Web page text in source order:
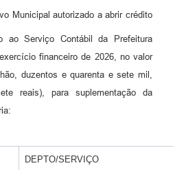
Municipal autorizado a abrir crédito
ao Serviço Contábil da Prefeitura
financeiro de 2026, no valor
duzentos e quarenta e sete mil,
reais), para suplementação da
DEPTO/SERVIÇO